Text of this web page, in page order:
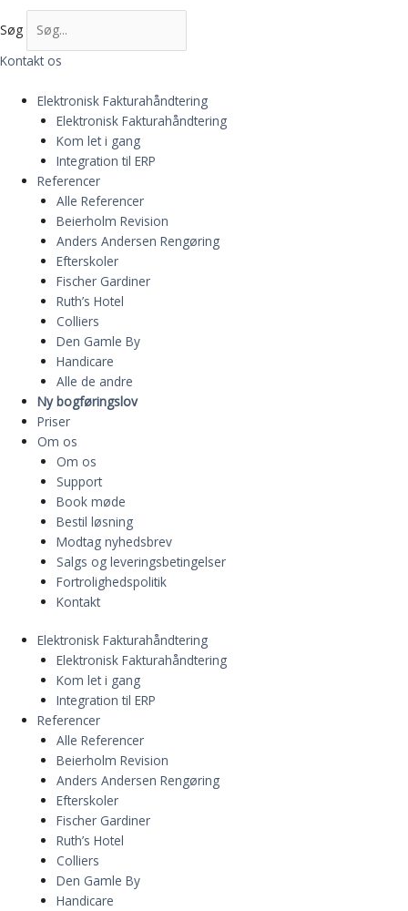
Søg
Kontakt os
Elektronisk Fakturahåndtering
Elektronisk Fakturahåndtering
Kom let i gang
Integration til ERP
Referencer
Alle Referencer
Beierholm Revision
Anders Andersen Rengøring
Efterskoler
Fischer Gardiner
Ruth’s Hotel
Colliers
Den Gamle By
Handicare
Alle de andre
Ny bogføringslov
Priser
Om os
Om os
Support
Book møde
Bestil løsning
Modtag nyhedsbrev
Salgs og leveringsbetingelser
Fortrolighedspolitik
Kontakt
Elektronisk Fakturahåndtering
Elektronisk Fakturahåndtering
Kom let i gang
Integration til ERP
Referencer
Alle Referencer
Beierholm Revision
Anders Andersen Rengøring
Efterskoler
Fischer Gardiner
Ruth’s Hotel
Colliers
Den Gamle By
Handicare